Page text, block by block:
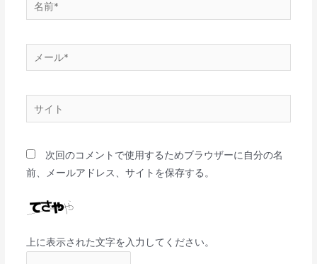
次回のコメントで使用するためブラウザーに自分の名
前、メールアドレス、サイトを保存する。
上に表示された文字を入力してください。